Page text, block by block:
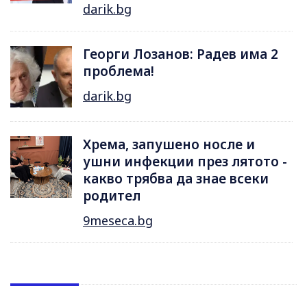
darik.bg
Георги Лозанов: Радев има 2
проблема!
darik.bg
Хрема, запушено носле и
ушни инфекции през лятотo -
какво трябва да знае всеки
родител
9meseca.bg